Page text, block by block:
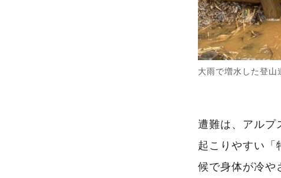
大雨で増水した登山
遭難は、アルプ
起こりやすい「
候で身体が冷や